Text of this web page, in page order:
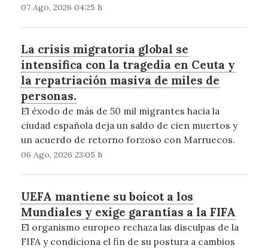
07 Ago, 2026 04:25 h
La crisis migratoria global se
intensifica con la tragedia en Ceuta y
la repatriación masiva de miles de
personas.
El éxodo de más de 50 mil migrantes hacia la
ciudad española deja un saldo de cien muertos y
un acuerdo de retorno forzoso con Marruecos.
06 Ago, 2026 23:05 h
UEFA mantiene su boicot a los
Mundiales y exige garantías a la FIFA
El organismo europeo rechaza las disculpas de la
FIFA y condiciona el fin de su postura a cambios